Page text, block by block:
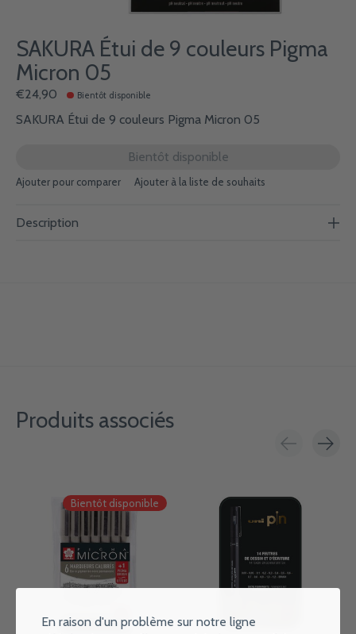
SAKURA Étui de 9 couleurs Pigma
Micron 05
€24,90 Bientôt disponible
SAKURA Étui de 9 couleurs Pigma Micron 05
Bientôt disponible
Ajouter pour comparer Ajouter à la liste de souhaits
Description
Produits associés
Bientôt disponible
En raison d'un problème sur notre ligne